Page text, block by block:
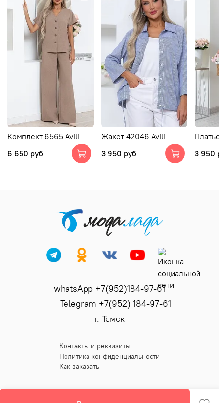
Комплект 6565 Avili
6 650 руб
Жакет 42046 Avili
3 950 руб
3 950
whatsApp +7(952)184-97-61
Telegram +7(952) 184-97-61
г. Томск
Контакты и реквизиты
Политика конфиденциальности
Как заказать